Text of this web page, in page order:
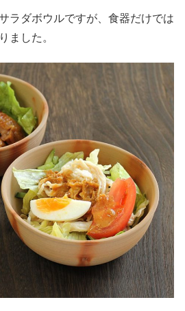
ラダボウルですが、食器だけでは
ました。